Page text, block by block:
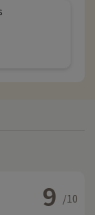
9 /10